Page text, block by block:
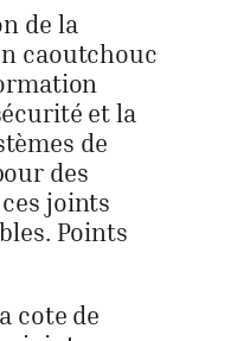
de la
caoutchouc
et la
de
des
joints
Points
cote de